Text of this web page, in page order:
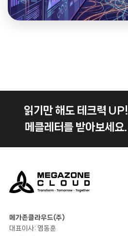
읽기만 해도 테크력 UP!
메클레터를 받아보세요.
메가존클라우드(주)
대표이사: 염동훈